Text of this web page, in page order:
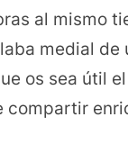
al mismo
medial de
os sea útil
compartir